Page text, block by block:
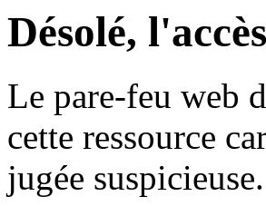
Désolé,
Le pare-feu web
cette ressource
jugée suspicieuse.